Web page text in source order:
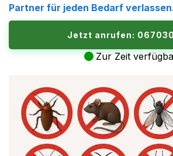
Partner für jeden Bedarf
Jetzt anrufen:
Zur Zeit